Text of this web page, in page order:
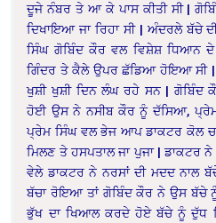
ਦੂਜੇ ਨੰਬਰ ਤੇ ਆ ਕੇ ਪਾਸ ਕੀਤੀ ਸੀ |
ਦਿਖਾਇਆ ਜਾ ਰਿਹਾ ਸੀ | ਅੰਦਰਲੇ ਬੱਚੇ
ਸਿੰਘ ਗੋਬਿੰਦ ਕੌਰ ਵਲ ਵਿਸ਼ੇਸ਼ ਧਿਆਨ ਦੇ
ਗਿੰਦਰ ਤੇ ਕੈਲੇ ਉਪਰ ਛੱਡਿਆ ਹੋਇਆ ਸੀ |
ਖੁਸ਼ੀ ਖੁਸ਼ੀ ਦਿਨ ਲੰਘ ਰਹੇ ਸਨ | ਗੋਬਿੰਦ
ਹੋਈ ਉਸ ਨੇ ਨਸੀਬ ਕੌਰ ਨੂੰ ਦੱਸਿਆ,
ਪ੍ਰੇਮ ਸਿੰਘ ਵਲ ਭੇਜ ਆਪ ਡਾਕਟਰ ਕੋਲ
ਮਿਲਣ ਤੇ ਹਸਪਤਾਲ ਜਾ ਪੁਜਾ | ਡਾਕਟਰ
ਵੇਲੇ ਡਾਕਟਰ ਨੇ ਨਰਸਾਂ ਦੀ ਮਦਦ ਨਾਲ
ਬੱਚਾ ਰੋਇਆ ਤਾਂ ਗੋਬਿੰਦ ਕੌਰ ਨੇ ਉਸ ਬੱਚੇ
ਭੁੱਖ ਦਾ ਖਿਆਲ ਕਰਦੇ ਹੋਏ ਬੱਚੇ ਨੂੰ ਦੁੱਧ